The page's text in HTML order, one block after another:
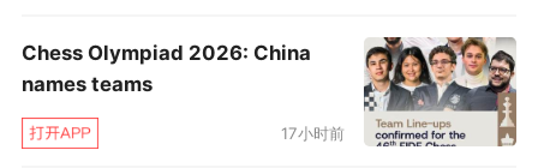
Chess Olympiad 2026: China
names teams
17小时前